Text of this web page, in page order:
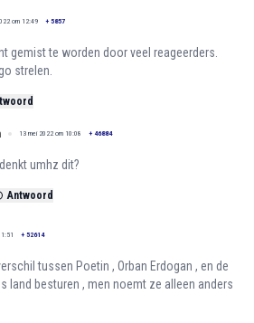
om 12:49 + 5857
gemist te worden door veel reageerders.
strelen.
13 mei 2022 om 10:08 + 46884
umhz dit?
Antwoord
+ 52614
tussen Poetin , Orban Erdogan , en de
land besturen , men noemt ze alleen anders